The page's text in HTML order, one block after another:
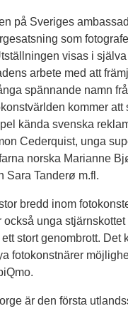
på Sveriges
som
visas i
arbete med att
spännande namn
kommer att
kända svenska
Cederquist, unga
norska Marianne
Sara Tanderø m.fl.
bredd inom
också unga
stort genombrott. Det
fotokonstnärer
är den första